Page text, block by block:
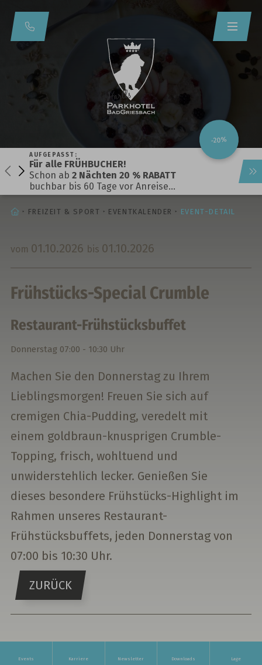
-20%
AUFGEPASST:
Für alle FRÜHBUCHER!
Schon ab 2 Nächten 20 % RABATT
buchbar bis 60 Tage vor Anreise…
STARTSEITE
FREIZEIT & SPORT EVENTKALENDER EVENT-DETAIL
vom 01.10.2026 bis 01.10.2026
Frühstücks-Special Crumble
Restaurant-Frühstücksbuffet
Donnerstag 07:00 - 10:30 Uhr
Machen Sie den Donnerstag zu Ihrem
Lieblingsmorgen! Freuen Sie sich auf
cremigen Chia-Pudding, veredelt mit
einem goldbraun-knusprigen Crumble-
Topping, frisch, wohltuend und
unwiderstehlich lecker. Genießen Sie
dieses besondere Frühstücks-Highlight im
Rahmen unseres Restaurant-
Frühstücksbuffets, jeden Donnerstag von
07:00 bis 10:30 Uhr.
ZURÜCK
Events Karriere Newsletter Downloads Lage